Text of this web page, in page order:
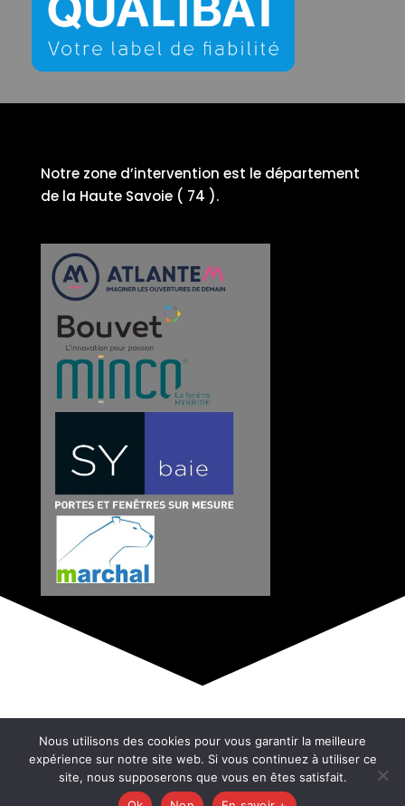
Notre zone d’intervention est le département
de la Haute Savoie ( 74 ).
Mentions Légales – RGPD – Protection de la
vie privée – Gestion des cookies – Médiateur
de la consommation – Bloctel
Nous utilisons des cookies pour vous garantir la meilleure
expérience sur notre site web. Si vous continuez à utiliser ce
site, nous supposerons que vous en êtes satisfait.